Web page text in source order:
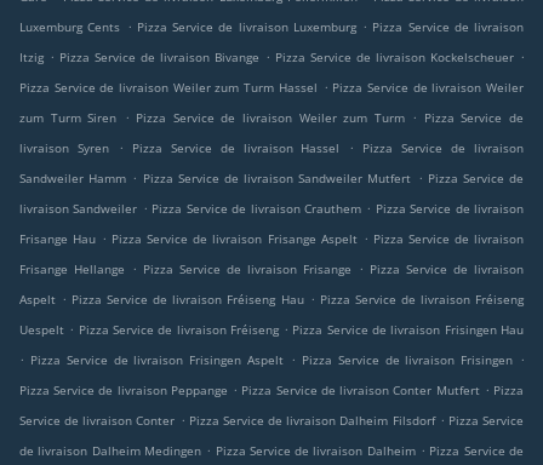
Luxemburg Cents . Pizza Service de livraison Luxemburg . Pizza Service de livraison
Itzig . Pizza Service de livraison Bivange . Pizza Service de livraison Kockelscheuer .
Pizza Service de livraison Weiler zum Turm Hassel . Pizza Service de livraison Weiler
zum Turm Siren
. Pizza Service de livraison Weiler zum Turm . Pizza Service de
livraison Syren
. Pizza Service de livraison Hassel .
Pizza Service de livraison
Sandweiler Hamm . Pizza Service de livraison Sandweiler Mutfert . Pizza Service de
livraison Sandweiler . Pizza Service de livraison Crauthem . Pizza Service de livraison
Frisange Hau . Pizza Service de livraison Frisange Aspelt . Pizza Service de livraison
Frisange Hellange
. Pizza Service de livraison Frisange . Pizza Service de livraison
Aspelt . Pizza Service de livraison Fréiseng Hau . Pizza Service de livraison Fréiseng
Uespelt . Pizza Service de livraison Fréiseng . Pizza Service de livraison Frisingen Hau
. Pizza Service de livraison Frisingen Aspelt . Pizza Service de livraison Frisingen .
Pizza Service de livraison Peppange . Pizza Service de livraison Conter Mutfert . Pizza
Service de livraison Conter . Pizza Service de livraison Dalheim Filsdorf . Pizza Service
de livraison Dalheim Medingen . Pizza Service de livraison Dalheim . Pizza Service de